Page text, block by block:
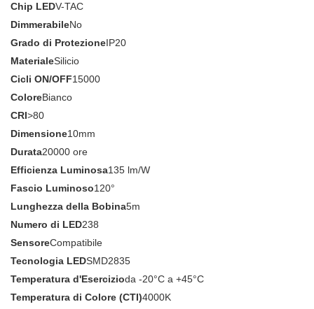
Chip LEDV-TAC
DimmerabileNo
Grado di ProtezioneIP20
MaterialeSilicio
Cicli ON/OFF15000
ColoreBianco
CRI>80
Dimensione10mm
Durata20000 ore
Efficienza Luminosa135 lm/W
Fascio Luminoso120°
Lunghezza della Bobina5m
Numero di LED238
SensoreCompatibile
Tecnologia LEDSMD2835
Temperatura d'Esercizioda -20°C a +45°C
Temperatura di Colore (CTI)4000K